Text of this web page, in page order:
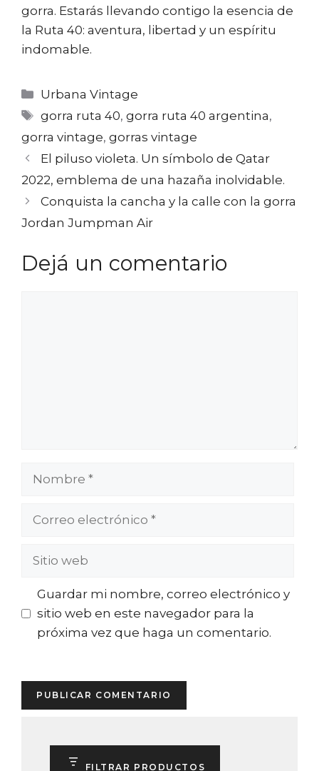
gorra. Estarás llevando contigo la esencia de
la Ruta 40: aventura, libertad y un espíritu
indomable.
Categorías
Urbana Vintage
Etiquetas
gorra ruta 40,gorra ruta 40 argentina,
gorra vintage, gorras vintage
El piluso violeta. Un símbolo de Qatar
2022, emblema de una hazaña inolvidable.
Conquista la cancha y la calle con la gorra
Jordan Jumpman Air
Dejá un comentario
Nombre
Correo
Sitio
Guardar mi nombre, correo electrónico y
sitio web en este navegador para la
próxima vez que haga un comentario.
FILTRAR PRODUCTOS